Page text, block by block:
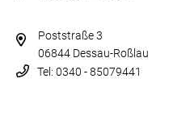
Poststraße 3
06844 Dessau-Roßlau
Tel: 0340 - 85079441